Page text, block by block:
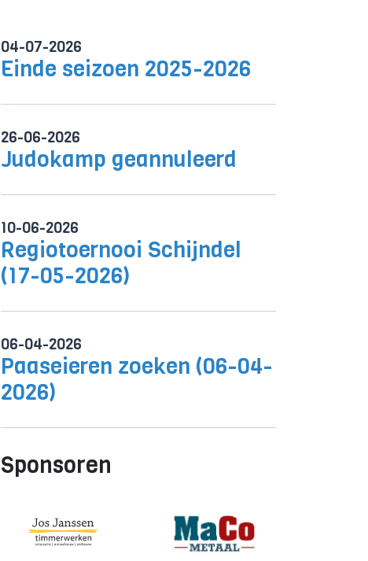
04-07-2026
Einde seizoen 2025-2026
26-06-2026
Judokamp geannuleerd
10-06-2026
Regiotoernooi Schijndel
(17-05-2026)
06-04-2026
Paaseieren zoeken (06-04-
2026)
Sponsoren